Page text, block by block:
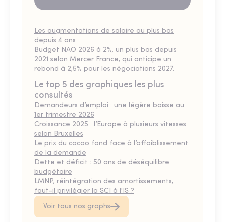
Les augmentations de salaire au plus bas
depuis 4 ans
Budget NAO 2026 à 2%, un plus bas depuis
2021 selon Mercer France, qui anticipe un
rebond à 2,5% pour les négociations 2027.
Le top 5 des graphiques les plus
consultés
Demandeurs d’emploi : une légère baisse au
1er trimestre 2026
Croissance 2025 : l’Europe à plusieurs vitesses
selon Bruxelles
Le prix du cacao fond face à l’affaiblissement
de la demande
Dette et déficit : 50 ans de déséquilibre
budgétaire
LMNP, réintégration des amortissements,
faut-il privilégier la SCI à l'IS ?
Voir tous nos graphs